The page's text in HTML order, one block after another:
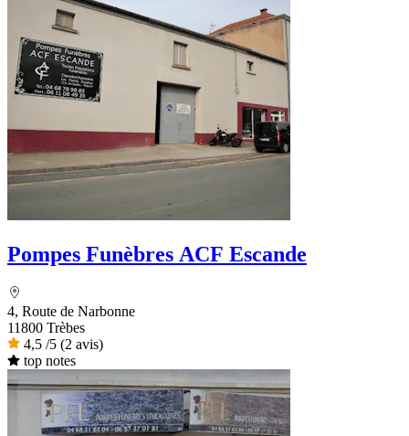
Pompes Funèbres ACF Escande
4, Route de Narbonne
11800 Trèbes
4,5 /5 (2 avis)
top notes